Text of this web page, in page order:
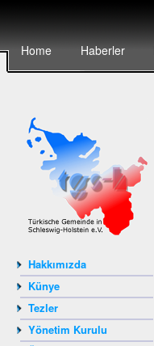
Home Haberler
Hakkımızda
Künye
Tezler
Yönetim Kurulu